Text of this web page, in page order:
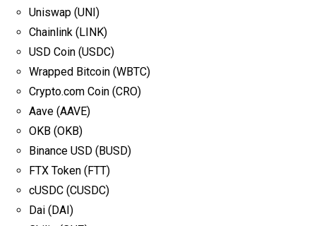
Uniswap (UNI)
Chainlink (LINK)
USD Coin (USDC)
Wrapped Bitcoin (WBTC)
Crypto.com Coin (CRO)
Aave (AAVE)
OKB (OKB)
Binance USD (BUSD)
FTX Token (FTT)
cUSDC (CUSDC)
Dai (DAI)